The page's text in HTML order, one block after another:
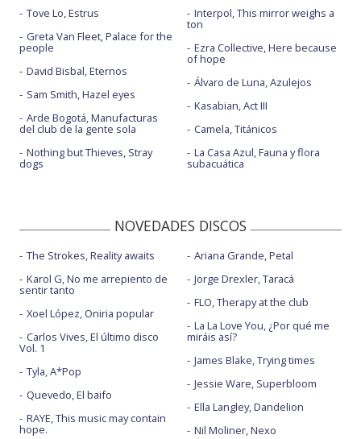
Tove Lo, Estrus
Greta Van Fleet, Palace for the
people
David Bisbal, Eternos
Sam Smith, Hazel eyes
Arde Bogotá, Manufacturas
del club de la gente sola
Nothing but Thieves, Stray
dogs
Interpol, This mirror weighs a
ton
Ezra Collective, Here because
of hope
Álvaro de Luna, Azulejos
Kasabian, Act III
Camela, Titánicos
La Casa Azul, Fauna y flora
subacuática
NOVEDADES DISCOS
The Strokes, Reality awaits
Karol G, No me arrepiento de
sentir tanto
Xoel López, Oniria popular
Carlos Vives, El último disco
Vol. 1
Tyla, A*Pop
Quevedo, El baifo
RAYE, This music may contain
hope.
Ariana Grande, Petal
Jorge Drexler, Taracá
FLO, Therapy at the club
La La Love You, ¿Por qué me
miráis así?
James Blake, Trying times
Jessie Ware, Superbloom
Ella Langley, Dandelion
Nil Moliner, Nexo